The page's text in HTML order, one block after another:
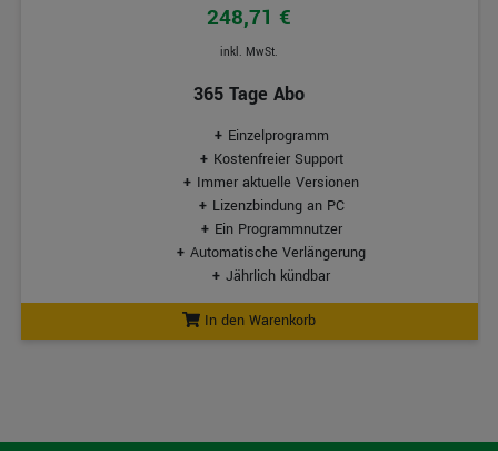
248,71 €
inkl. MwSt.
365 Tage Abo
Einzelprogramm
Kostenfreier Support
Immer aktuelle Versionen
Lizenzbindung an PC
Ein Programmnutzer
Automatische Verlängerung
Jährlich kündbar
In den Warenkorb